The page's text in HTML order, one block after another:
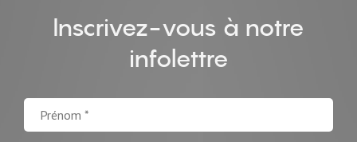
Inscrivez-vous à notre
infolettre